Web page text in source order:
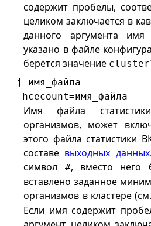
содержит пробелы,
целиком заключается в
данного аргумента
указано в файле
берётся значение
-j имя_файла
--hcecount=имя_файла
Имя файла
организмов, может
этого файла статистики
составе выходных данных
символ #, вместо него
вставлено заданное
организмов в кластере
Если имя содержит